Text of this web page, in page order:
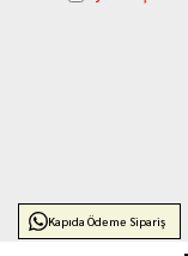
Kapıda Ödeme Sipariş